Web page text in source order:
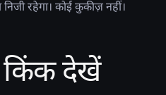
निजी रहेगा। कोई कुकीज़ नहीं।
देखें